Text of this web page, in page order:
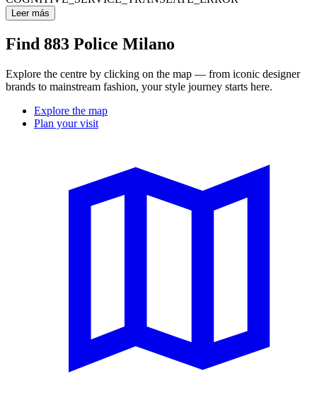
Leer más
Find 883 Police Milano
Explore the centre by clicking on the map — from iconic designer
brands to mainstream fashion, your style journey starts here.
Explore the map
Plan your visit